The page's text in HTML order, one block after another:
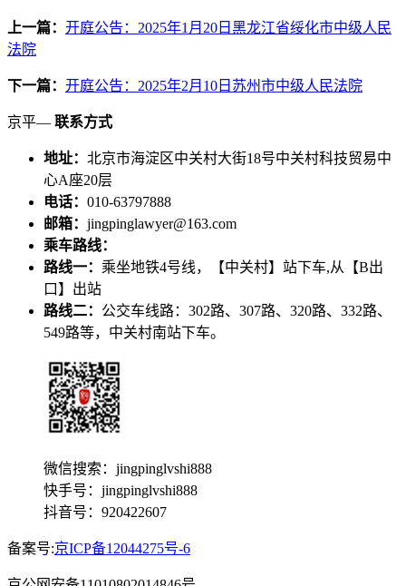
上一篇： 开庭公告：2025年1月20日黑龙江省绥化市中级人民
法院
下一篇： 开庭公告：2025年2月10日苏州市中级人民法院
京平— 联系方式
地址： 北京市海淀区中关村大街18号中关村科技贸易中
心A座20层
电话： 010-63797888
邮箱： jingpinglawyer@163.com
乘车路线：
路线一： 乘坐地铁4号线，【中关村】站下车,从【B出
口】出站
路线二： 公交车线路：302路、307路、320路、332路、
549路等，中关村南站下车。
微信搜索：jingpinglvshi888
快手号：jingpinglvshi888
抖音号：920422607
备案号:京ICP备12044275号-6